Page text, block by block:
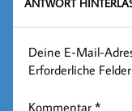
Deine E-Mail-
Erforderliche
Kommentar*